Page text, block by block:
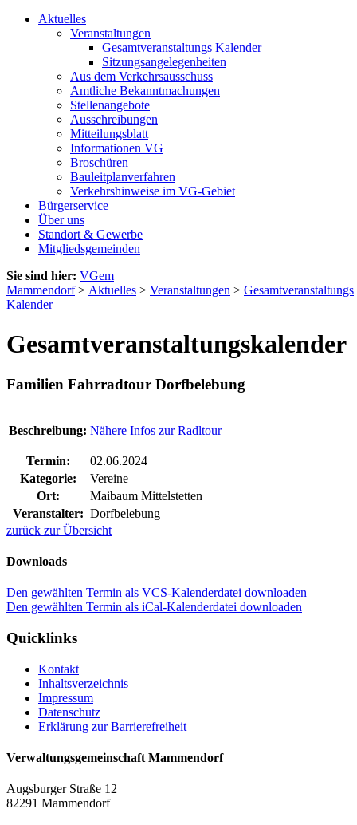
Aktuelles
Veranstaltungen
Gesamtveranstaltungs Kalender
Sitzungsangelegenheiten
Aus dem Verkehrsausschuss
Amtliche Bekanntmachungen
Stellenangebote
Ausschreibungen
Mitteilungsblatt
Informationen VG
Broschüren
Bauleitplanverfahren
Verkehrshinweise im VG-Gebiet
Bürgerservice
Über uns
Standort & Gewerbe
Mitgliedsgemeinden
Sie sind hier: VGem
Mammendorf> Aktuelles > Veranstaltungen > Gesamtveranstaltungs
Kalender
Gesamtveranstaltungskalender
Familien Fahrradtour Dorfbelebung
Beschreibung: Nähere Infos zur Radltour
Termin:
02.06.2024
Kategorie:
Vereine
Ort:
Maibaum Mittelstetten
Veranstalter: Dorfbelebung
zurück zur Übersicht
Downloads
Den gewählten Termin als VCS-Kalenderdatei downloaden
Den gewählten Termin als iCal-Kalenderdatei downloaden
Quicklinks
Kontakt
Inhaltsverzeichnis
Impressum
Datenschutz
Erklärung zur Barrierefreiheit
Verwaltungsgemeinschaft Mammendorf
Augsburger Straße 12
82291 Mammendorf